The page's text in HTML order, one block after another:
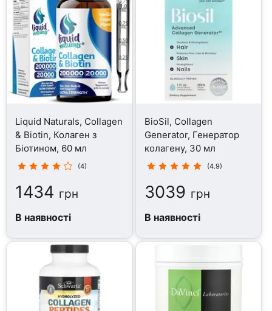
Liquid Naturals, Collagen
& Biotin, Колаген з
Біотином, 60 мл
(4)
1434 грн
В наявності
BioSil, Collagen
Generator, Генератор
колагену, 30 мл
(4.9)
3039 грн
В наявності